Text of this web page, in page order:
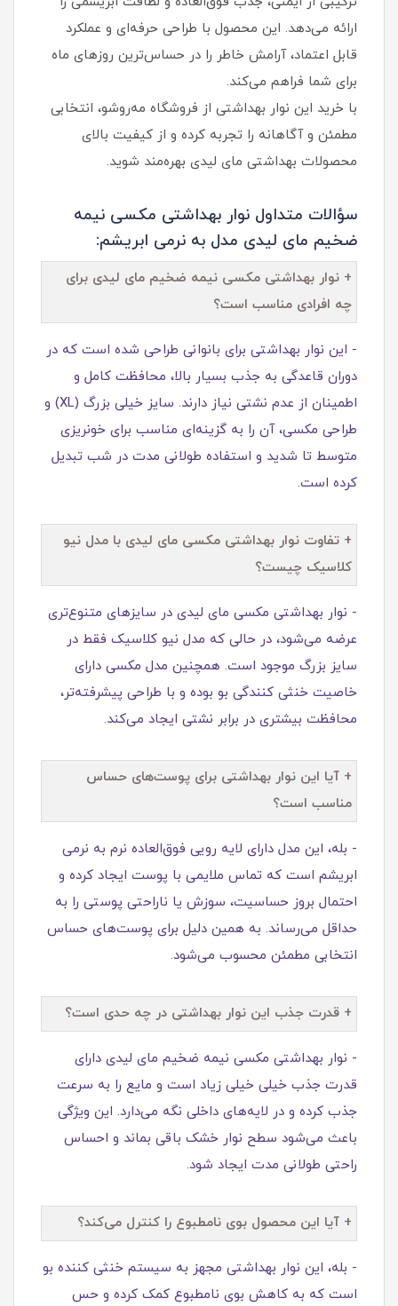
ارائه می‌دهد. این محصول با طراحی حرفه‌ای و عملکرد
قابل اعتماد، آرامش خاطر را در حساس‌ترین روزهای ماه
برای شما فراهم می‌کند.
با خرید این نوار بهداشتی از فروشگاه مه‌روشو، انتخابی
مطمئن و آگاهانه را تجربه کرده و از کیفیت بالای
محصولات بهداشتی مای لیدی بهره‌مند شوید.
سؤالات متداول نوار بهداشتی مکسی نیمه
ضخیم مای لیدی مدل به نرمی ابریشم:
+ نوار بهداشتی مکسی نیمه ضخیم مای لیدی برای
چه افرادی مناسب است؟
- این نوار بهداشتی برای بانوانی طراحی شده است که در
دوران قاعدگی به جذب بسیار بالا، محافظت کامل و
اطمینان از عدم نشتی نیاز دارند. سایز خیلی بزرگ (XL) و
طراحی مکسی، آن را به گزینه‌ای مناسب برای خونریزی
متوسط تا شدید و استفاده طولانی مدت در شب تبدیل
کرده است.
+ تفاوت نوار بهداشتی مکسی مای لیدی با مدل نیو
کلاسیک چیست؟
- نوار بهداشتی مکسی مای لیدی در سایزهای متنوع‌تری
عرضه می‌شود، در حالی که مدل نیو کلاسیک فقط در
سایز بزرگ موجود است. همچنین مدل مکسی دارای
خاصیت خنثی‌ کنندگی بو بوده و با طراحی پیشرفته‌تر،
محافظت بیشتری در برابر نشتی ایجاد می‌کند.
+ آیا این نوار بهداشتی برای پوست‌های حساس
مناسب است؟
- بله، این مدل دارای لایه رویی فوق‌العاده نرم به نرمی
ابریشم است که تماس ملایمی با پوست ایجاد کرده و
احتمال بروز حساسیت، سوزش یا ناراحتی پوستی را به
حداقل می‌رساند. به همین دلیل برای پوست‌های حساس
انتخابی مطمئن محسوب می‌شود.
+ قدرت جذب این نوار بهداشتی در چه حدی است؟
- نوار بهداشتی مکسی نیمه ضخیم مای لیدی دارای
قدرت جذب خیلی خیلی زیاد است و مایع را به‌ سرعت
جذب کرده و در لایه‌های داخلی نگه می‌دارد. این ویژگی
باعث می‌شود سطح نوار خشک باقی بماند و احساس
راحتی طولانی‌ مدت ایجاد شود.
+ آیا این محصول بوی نامطبوع را کنترل می‌کند؟
- بله، این نوار بهداشتی مجهز به سیستم خنثی کننده بو
است که به کاهش بوی نامطبوع کمک کرده و حس